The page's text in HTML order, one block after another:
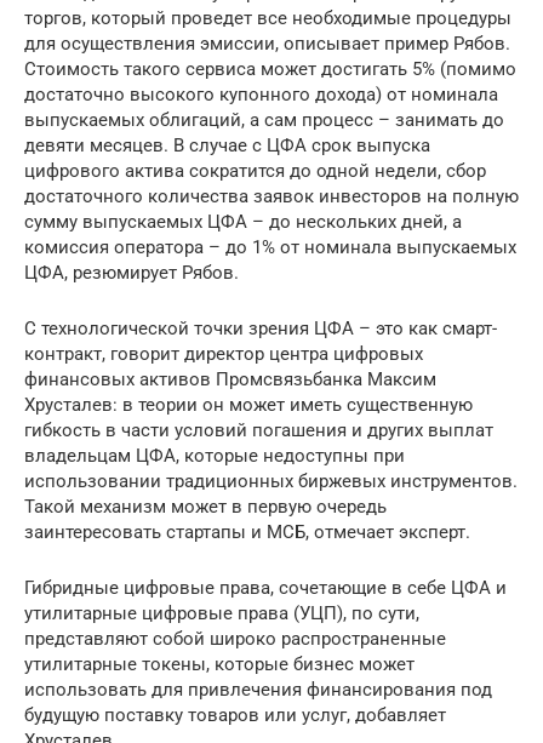
торгов, который проведет все необходимые процедуры
для осуществления эмиссии, описывает пример Рябов.
Стоимость такого сервиса может достигать 5% (помимо
достаточно высокого купонного дохода) от номинала
выпускаемых облигаций, а сам процесс – занимать до
девяти месяцев. В случае с ЦФА срок выпуска
цифрового актива сократится до одной недели, сбор
достаточного количества заявок инвесторов на полную
сумму выпускаемых ЦФА – до нескольких дней, а
комиссия оператора – до 1% от номинала выпускаемых
ЦФА, резюмирует Рябов.
С технологической точки зрения ЦФА – это как смарт-
контракт, говорит директор центра цифровых
финансовых активов Промсвязьбанка Максим
Хрусталев: в теории он может иметь существенную
гибкость в части условий погашения и других выплат
владельцам ЦФА, которые недоступны при
использовании традиционных биржевых инструментов.
Такой механизм может в первую очередь
заинтересовать стартапы и МСБ, отмечает эксперт.
Гибридные цифровые права, сочетающие в себе ЦФА и
утилитарные цифровые права (УЦП), по сути,
представляют собой широко распространенные
утилитарные токены, которые бизнес может
использовать для привлечения финансирования под
будущую поставку товаров или услуг, добавляет